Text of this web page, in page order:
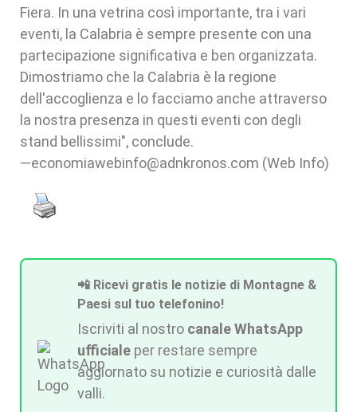
Fiera. In una vetrina così importante, tra i vari
eventi, la Calabria è sempre presente con una
partecipazione significativa e ben organizzata.
Dimostriamo che la Calabria è la regione
dell'accoglienza e lo facciamo anche attraverso
la nostra presenza in questi eventi con degli
stand bellissimi", conclude.
—economiawebinfo@adnkronos.com (Web Info)
📲 Ricevi gratis le notizie di Montagne &
Paesi sul tuo telefonino!
Iscriviti al nostro canale WhatsApp
ufficiale per restare sempre
aggiornato su notizie e curiosità dalle
valli.